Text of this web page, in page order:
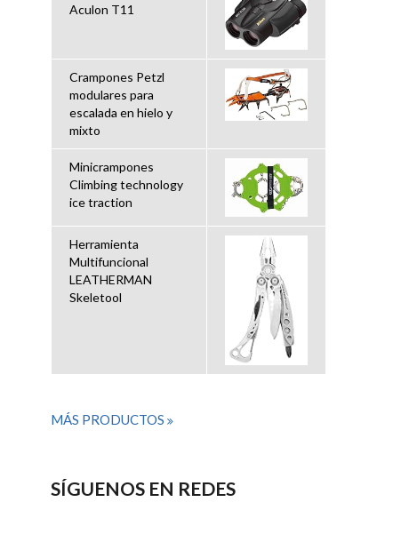
Aculon T11
Crampones Petzl
modulares para
escalada en hielo y
mixto
Minicrampones
Climbing technology
ice traction
Herramienta
Multifuncional
LEATHERMAN
Skeletool
MÁS PRODUCTOS
SÍGUENOS EN REDES